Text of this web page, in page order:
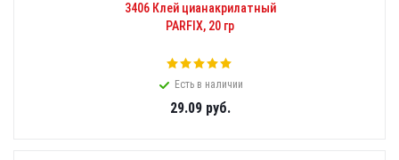
3406 Клей цианакрилатный
PARFIX, 20 гр
Есть в наличии
29.09руб.